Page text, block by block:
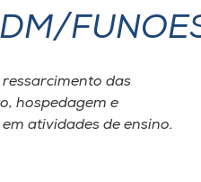
das
hospedagem e
atividades de ensino.